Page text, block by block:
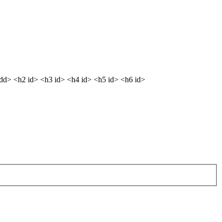
<h2 id> <h3 id> <h4 id> <h5 id> <h6 id>